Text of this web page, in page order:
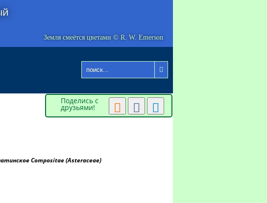
Земля смеётся цветами © R. W. Emerson

  
Поделись с
друзьями!
Compositae (Asteraceae)